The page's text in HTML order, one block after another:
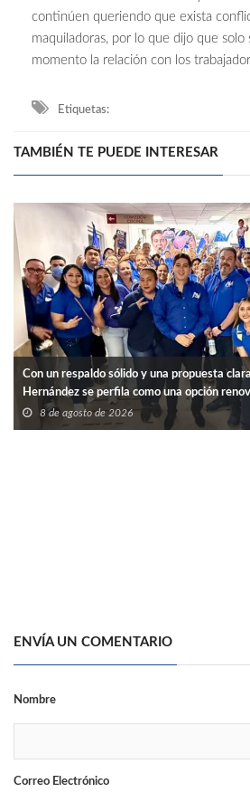
continúen queriendo que exista
maquiladoras, por lo que dijo que solo
momento la relación con los
Etiquetas:
TAMBIÉN TE PUEDE INTERESAR
Con un respaldo sólido y una propuesta
Hernández se perfila como una opción
SNTISSSTE en Tamaulipas.
8 de agosto de 2026
ENVÍA UN COMENTARIO
Nombre
Correo Electrónico